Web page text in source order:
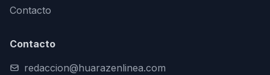
Contacto
Contacto
redaccion@huarazenlinea.com